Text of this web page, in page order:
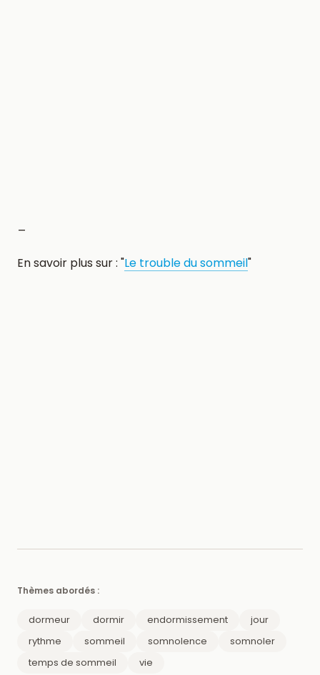
En savoir plus sur : "Le trouble du sommeil"
Thèmes abordés :
dormeur dormir endormissement
jour
rythme
sommeil somnolence
somnoler
temps de sommeil
vie